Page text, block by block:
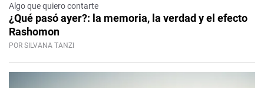
Algo que quiero contarte
¿Qué pasó ayer?: la memoria, la verdad y el efecto
Rashomon
POR SILVANA TANZI